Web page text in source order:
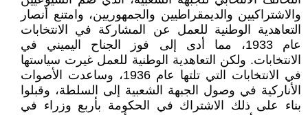
والاشتراكيين والديمقراطيين والجمهوريين، وامتنع أنصار
التعاهدية الوطنية للعمل عن المشاركة في الانتخابات
عام 1933، مما أدى إلى فوز الجناح اليميني في
الانتخابات. ولكن التعاهدية الوطنية للعمل غيرت سياستها
في الانتخابات التي تلتها عام 1936، وساعدت الأصوات
الأناركية في وصول الجبهة الشعبية إلى السلطة، وقبلوا
بناء على ذلك الاشتراك في الحكومة بأربع وزراء في